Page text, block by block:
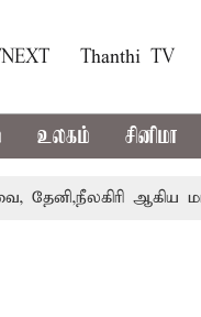
Thanthi TV
உலகம் சினிமா
ஆகிய